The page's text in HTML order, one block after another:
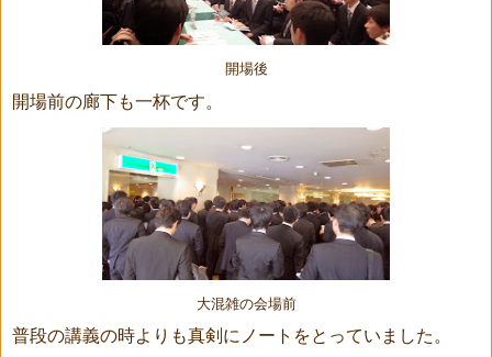
開場後
開場前の廊下も一杯です。
大混雑の会場前
普段の講義の時よりも真剣にノートをとっていました。